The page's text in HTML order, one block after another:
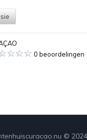
0 beoordelingen
© 2024